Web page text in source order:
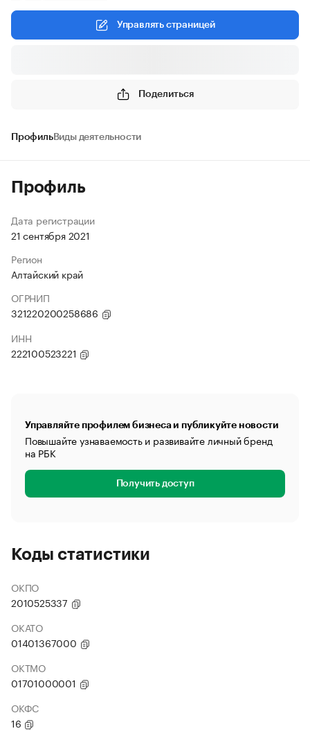
Управлять страницей
Поделиться
ПрофильВиды деятельности
Профиль
Дата регистрации
21 сентября 2021
Регион
Алтайский край
ОГРНИП
321220200258686
ИНН
222100523221
Управляйте профилем бизнеса и публикуйте новости
Повышайте узнаваемость и развивайте личный бренд
на РБК
Получить доступ
Коды статистики
ОКПО
2010525337
ОКАТО
01401367000
ОКТМО
01701000001
ОКФС
16